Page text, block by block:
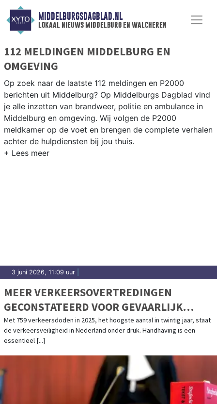
MIDDELBURGSDAGBLAD.NL
lokaal nieuws middelburg en walcheren
112 MELDINGEN MIDDELBURG EN
OMGEVING
Op zoek naar de laatste 112 meldingen en P2000
berichten uit Middelburg? Op Middelburgs Dagblad vind
je alle inzetten van brandweer, politie en ambulance in
Middelburg en omgeving. Wij volgen de P2000
meldkamer op de voet en brengen de complete verhalen
achter de hulpdiensten bij jou thuis.
3 juni 2026, 11:09 uur
MEER VERKEERSOVERTREDINGEN
GECONSTATEERD VOOR GEVAARLIJK
RIJGEDRAG
Met 759 verkeersdoden in 2025, het hoogste aantal in twintig jaar, staat
de verkeersveiligheid in Nederland onder druk. Handhaving is een
essentieel [...]